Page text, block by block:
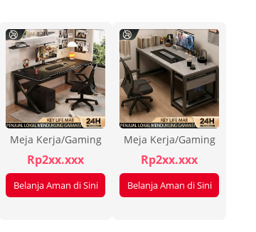
Meja Kerja/Gaming
Rp2xx.xxx
Belanja Aman di Sini
Meja Kerja/Gaming
Rp2xx.xxx
Belanja Aman di Sini